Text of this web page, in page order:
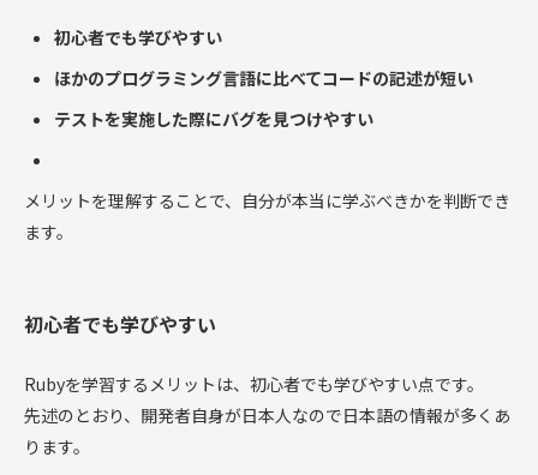
初心者でも学びやすい
ほかのプログラミング言語に比べてコードの記述が短い
テストを実施した際にバグを見つけやすい
メリットを理解することで、自分が本当に学ぶべきかを判断でき
ます。
初心者でも学びやすい
Rubyを学習するメリットは、初心者でも学びやすい点です。
先述のとおり、開発者自身が日本人なので日本語の情報が多くあ
ります。